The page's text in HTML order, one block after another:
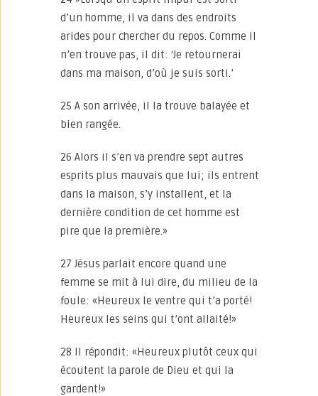
d’un homme, il va dans des endroits
arides pour chercher du repos. Comme il
n’en trouve pas, il dit: ‘Je retournerai
dans ma maison, d’où je suis sorti.’
25 A son arrivée, il la trouve balayée et
bien rangée.
26 Alors il s’en va prendre sept autres
esprits plus mauvais que lui; ils entrent
dans la maison, s’y installent, et la
dernière condition de cet homme est
pire que la première.»
27 Jésus parlait encore quand une
femme se mit à lui dire, du milieu de la
foule: «Heureux le ventre qui t’a porté!
Heureux les seins qui t’ont allaité!»
28 Il répondit: «Heureux plutôt ceux qui
écoutent la parole de Dieu et qui la
gardent!»